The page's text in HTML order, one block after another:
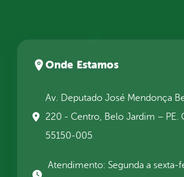
Onde Estamos
Av. Deputado José Mendonça
220 - Centro, Belo Jardim – PE.
55150-005
Atendimento: Segunda a sexta-